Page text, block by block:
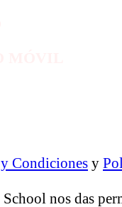
Condiciones y
nos das